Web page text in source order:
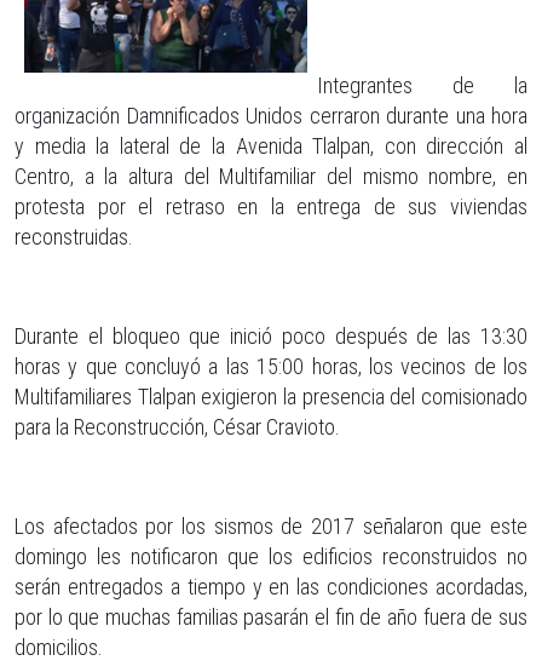
Integrantes de la
organización Damnificados Unidos cerraron durante una hora
y media la lateral de la Avenida Tlalpan, con dirección al
Centro, a la altura del Multifamiliar del mismo nombre, en
protesta por el retraso en la entrega de sus viviendas
reconstruidas.
Durante el bloqueo que inició poco después de las 13:30
horas y que concluyó a las 15:00 horas, los vecinos de los
Multifamiliares Tlalpan exigieron la presencia del comisionado
para la Reconstrucción, César Cravioto.
Los afectados por los sismos de 2017 señalaron que este
domingo les notificaron que los edificios reconstruidos no
serán entregados a tiempo y en las condiciones acordadas,
por lo que muchas familias pasarán el fin de año fuera de sus
domicilios.